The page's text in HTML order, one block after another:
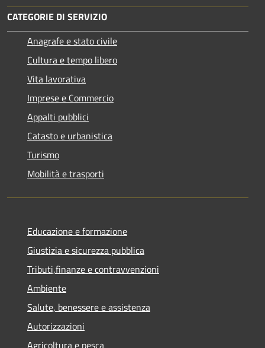
CATEGORIE DI SERVIZIO
Anagrafe e stato civile
Cultura e tempo libero
Vita lavorativa
Imprese e Commercio
Appalti pubblici
Catasto e urbanistica
Turismo
Mobilità e trasporti
Educazione e formazione
Giustizia e sicurezza pubblica
Tributi,finanze e contravvenzioni
Ambiente
Salute, benessere e assistenza
Autorizzazioni
Agricoltura e pesca